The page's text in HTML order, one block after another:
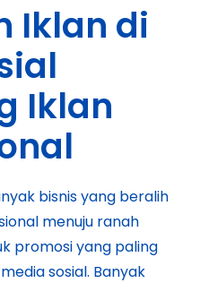
Iklan di
Iklan
bisnis yang beralih
menuju ranah
promosi yang paling
sosial. Banyak